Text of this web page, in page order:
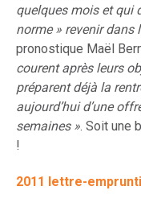
quelques mois et qui
norme » revenir dans
pronostique Maël
courent après leurs
préparent déjà la
aujourd’hui d’une
semaines ». Soit une
!
2011 lettre-